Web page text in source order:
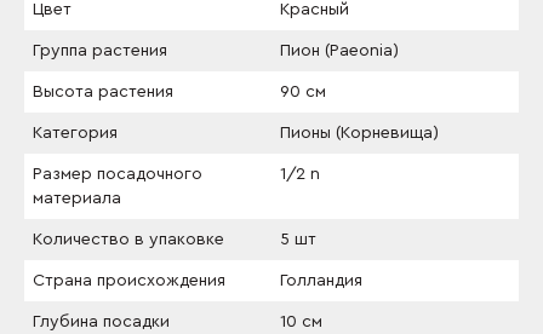
Цвет Красный
Группа растения Пион (Paeonia)
Высота растения 90 см
Категория Пионы (Корневища)
Размер посадочного
материала
1/2 n
Количество в упаковке 5 шт
Страна происхождения Голландия
Глубина посадки 10 см